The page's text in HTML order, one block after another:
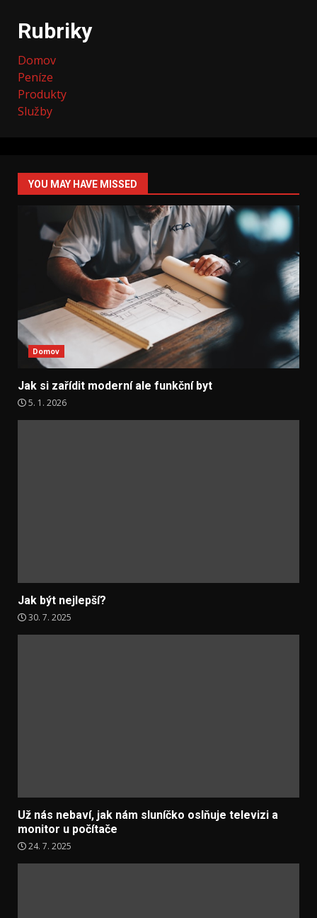
Rubriky
Domov
Peníze
Produkty
Služby
YOU MAY HAVE MISSED
Domov
Jak si zařídit moderní ale funkční byt
5. 1. 2026
Jak být nejlepší?
30. 7. 2025
Už nás nebaví, jak nám sluníčko oslňuje televizi a
monitor u počítače
24. 7. 2025